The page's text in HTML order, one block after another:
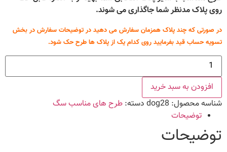
روی پلاک مدنظر شما جاگذاری می شوند.
در صورتی که چند پلاک همزمان سفارش می دهید در توضیحات سفارش در بخش
تسویه حساب قید بفرمایید روی کدام یک از پلاک ها طرح حک شود.
طرح
سگ
کد
عددافزودن به سبد خرید
شناسه محصول: dog28 دسته: طرح های مناسب سگ
توضیحات
توضیحات